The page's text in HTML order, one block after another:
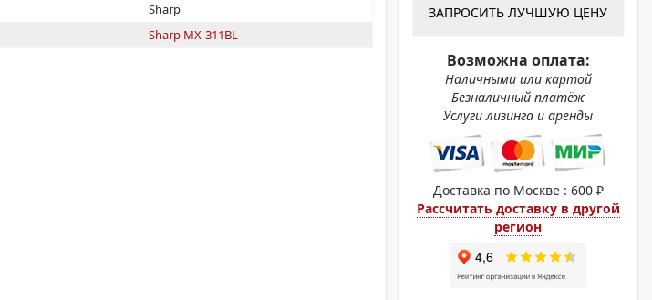
Sharp
Sharp MX-311BL
ЗАПРОСИТЬ ЛУЧШУЮ ЦЕНУ
Возможна оплата:
Наличными или картой
Безналичный платёж
Услуги лизинга и аренды
Доставка по Москве : 600 ₽
Рассчитать доставку в другой
регион